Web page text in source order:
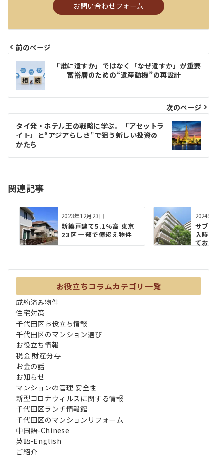
お問い合わせフォーム
投
稿
ナ
ビ
ゲ
ー
シ
ン
前のページ
「誰に遺すか」ではなく「なぜ遺すか」が重要
──富裕層のための“遺産動機”の再設計
次のページ
タイ発・ホテル王の戦略に学ぶ。「アセットラ
イト」と“アジアらしさ”で狙う新しい投資の
かたち
関連記事
2023年12月23日
新築⼾建て5.1%⾼ 東京
23区 ⼀部で億超え物件
2024年
サブリ
入時
てお
お役立ちコラムカテゴリ一覧
成約済み物件
住宅対策
千代田区お役立ち情報
千代田区のマンション選び
お役立ち情報
税金 財産分与
お金の話
お知らせ
マンションの管理 安全性
新型コロナウィルスに関する情報
千代田区ランチ情報館
千代田区のマンションリフォーム
中国語-Chinese
英語-English
ご紹介